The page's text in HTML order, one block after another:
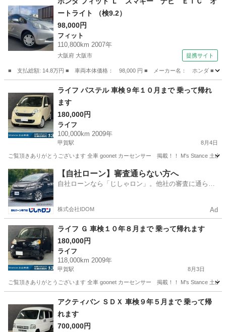
ートライト （検9.2）
98,000円
フィット
110,800km 2007年
大阪府 大阪市 提携サイト
■ 支払総額: 14.8万円 ■ 車両本体価格： 98,000 円 ■ メーカー名： ホンダ
フィット
ライフ パステル 車検９年１０月まで 乗って帰れ
ます
180,000円
ライフ
100,000km 2009年
甲賀駅 8月4日
ご覧頂きありがとうございます 全車 goonet カーセンサー 掲載！！ M's Stance 土
滋賀 甲賀市 甲賀駅 ライフ goonet
【自社ローン】審査通らない方へ
自社ローンなら「じしゃロン」。他社の審査に通らな
株式会社IDOM Ad
ライフ Ｇ 車検１０年８月まで 乗って帰れます
180,000円
ライフ
118,000km 2009年
甲賀駅 8月3日
ご覧頂きありがとうございます 全車 goonet カーセンサー 掲載！！ M's Stance 土
甲賀駅 ライフ
アクティバン ＳＤＸ 車検９年５月まで 乗って帰
れます
700,000円